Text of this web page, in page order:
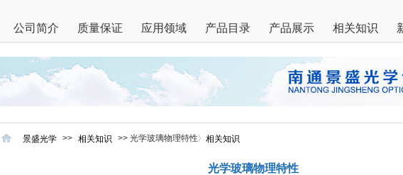
公司简介 质量保证 应用领域 产品目录 产品展示 相关知识
景盛光学 >> 相关知识 >> 光学玻璃物理特性 相关知识
光学玻璃物理特性